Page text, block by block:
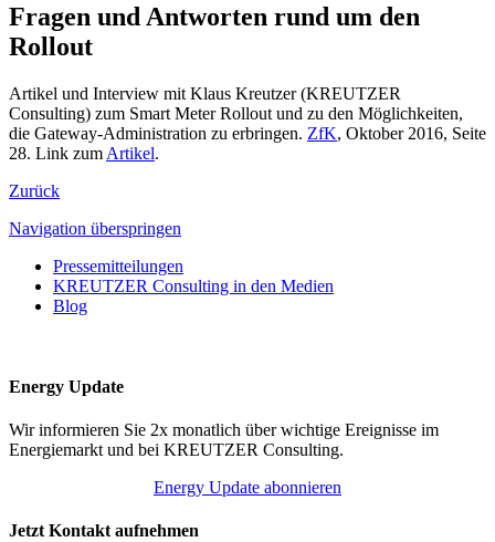
Fragen und Antworten rund um den
Rollout
Artikel und Interview mit Klaus Kreutzer (KREUTZER
Consulting) zum Smart Meter Rollout und zu den Möglichkeiten,
die Gateway-Administration zu erbringen. ZfK, Oktober 2016, Seite
28. Link zum Artikel.
Zurück
Navigation überspringen
Pressemitteilungen
KREUTZER Consulting in den Medien
Blog
Energy Update
Wir informieren Sie 2x monatlich über wichtige Ereignisse im
Energiemarkt und bei KREUTZER Consulting.
Energy Update abonnieren
Jetzt Kontakt aufnehmen